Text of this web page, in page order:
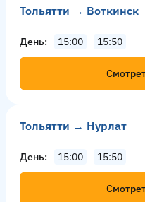
Тольятти → Воткинск
День 15:00 15:50
Тольятти → Нурлат
День 15:00 15:50